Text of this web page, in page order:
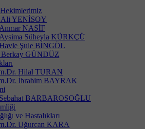
Ali YENİSOY
NASİF
Süheyla KÜRKÇÜ
Şule BİNGÖL
Berkay GÜNDÜZ
Hilal TURAN
İbrahim BAYRAK
BARBAROSOĞLU
ve Hastalıkları
Uğurcan KARA